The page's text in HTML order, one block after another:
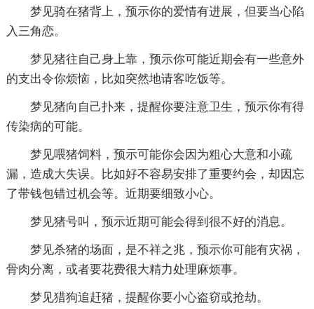
梦见骑在猪背上，预示你的爱情有进展，但要当心陷
入三角恋。
梦见猪往自己身上靠，预示你可能近期会有一些意外
的支出令你烦恼，比如突然地请客吃饭等。
梦见猪向自己扑来，提醒你要注意卫生，预示你有得
传染病的可能。
梦见喂猪饲料，预示可能你会因为粗心大意和小疏
漏，造成大失误。比如好不容易安排了重要约会，却因忘
了带钱包错过机会等。近期要细致小心。
梦见猪号叫，预示近期可能会得到很不好的消息。
梦见杀猪的场面，是不祥之兆，预示你可能有灾祸，
骨肉分离，或者要花费很大精力处理麻烦事。
梦见猎狗追赶猪，提醒你要小心盗窃或抢劫。